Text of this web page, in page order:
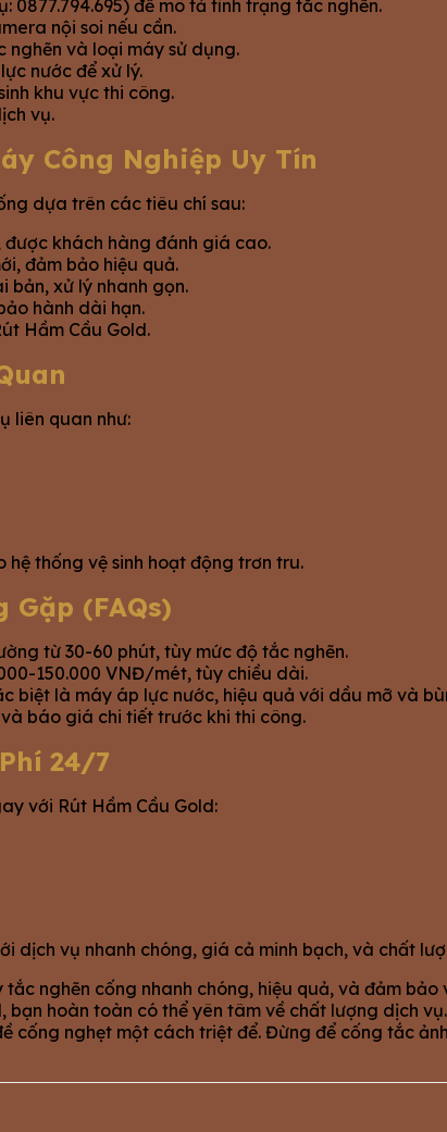
0877.794.695) để mô tả tình trạng tắc nghẽn.
nội soi nếu cần.
nghẽn và loại máy sử dụng.
nước để xử lý.
khu vực thi công.
vụ.
Công Nghiệp Uy Tín
dựa trên các tiêu chí sau:
được khách hàng đánh giá cao.
đảm bảo hiệu quả.
bản, xử lý nhanh gọn.
hành dài hạn.
Hầm Cầu Gold.
liên quan như:
thống vệ sinh hoạt động trơn tru.
Gặp (FAQs)
từ 30-60 phút, tùy mức độ tắc nghẽn.
150.000 VNĐ/mét, tùy chiều dài.
biệt là máy áp lực nước, hiệu quả với dầu mỡ và
báo giá chi tiết trước khi thi công.
24/7
với Rút Hầm Cầu Gold:
dịch vụ nhanh chóng, giá cả minh bạch, và chất
nghẽn cống nhanh chóng, hiệu quả, và đảm bảo
hoàn toàn có thể yên tâm về chất lượng dịch
cống nghẹt một cách triệt để. Đừng để cống tắc